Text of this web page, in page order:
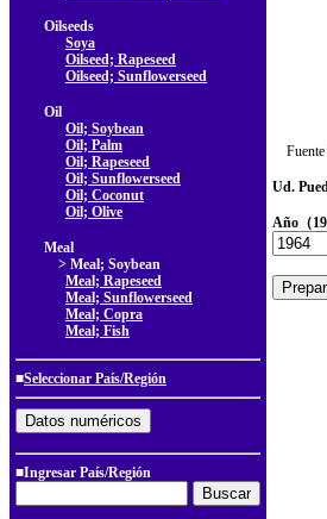
Oilseeds
Soya
Oilseed; Rapeseed
Oilseed; Sunflowerseed
Oil
Oil; Soybean
Oil; Palm
Oil; Rapeseed
Oil; Sunflowerseed
Oil; Coconut
Oil; Olive
Meal
> Meal; Soybean
Meal; Rapeseed
Meal; Sunflowerseed
Meal; Copra
Meal; Fish
■Seleccionar País/Región
■Ingresar País/Región
Fuente
Ud.
Año（